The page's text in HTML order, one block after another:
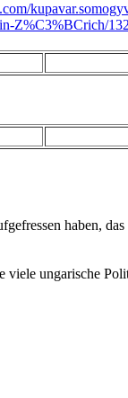
Z%C3%BCrich/
haben,
ungarische